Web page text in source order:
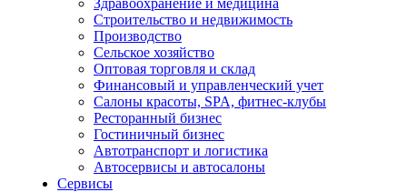
Здравоохранение и медицина
Строительство и недвижимость
Производство
Сельское хозяйство
Оптовая торговля и склад
Финансовый и управленческий учет
Салоны красоты, SPA, фитнес-клубы
Ресторанный бизнес
Гостиничный бизнес
Автотранспорт и логистика
Автосервисы и автосалоны
Сервисы